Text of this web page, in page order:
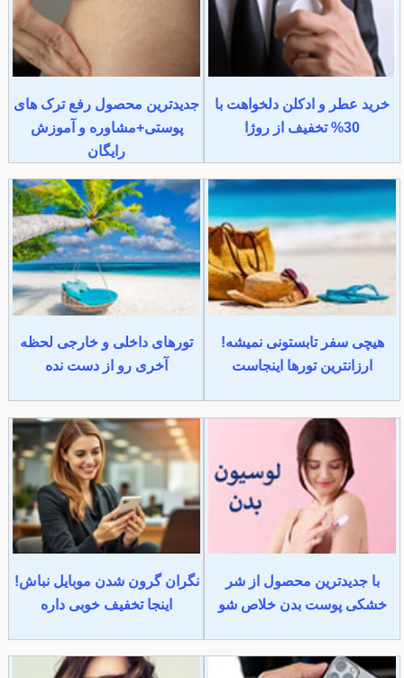
خرید عطر و ادکلن دلخواهت با
30% تخفیف از روژا
جدیدترین محصول رفع ترک های
پوستی+مشاوره و آموزش
رایگان
هیچی سفر تابستونی نمیشه!
ارزانترین تورها اینجاست
تورهای داخلی و خارجی لحظه
آخری رو از دست نده
با جدیدترین محصول از شر
خشکی پوست بدن خلاص شو
نگران گرون شدن موبایل نباش!
اینجا تخفیف خوبی داره